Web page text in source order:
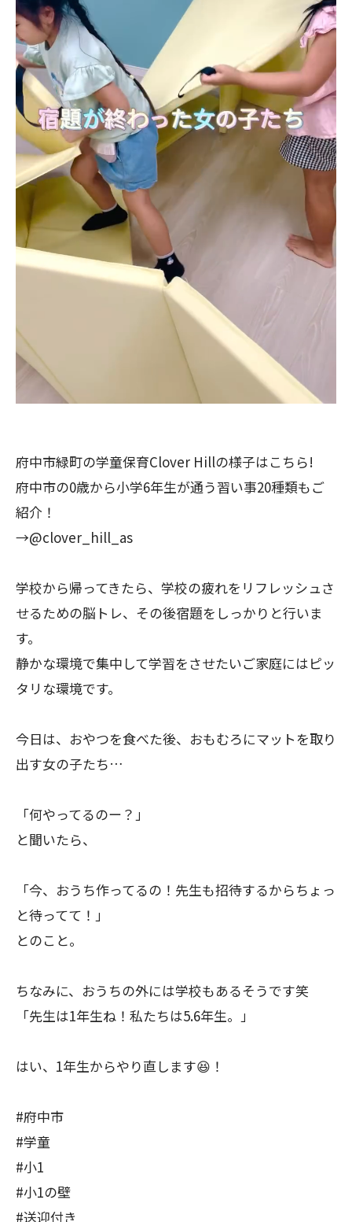
府中市緑町の学童保育Clover Hillの様子はこちら!
府中市の0歳から小学6年生が通う習い事20種類もご
紹介！
→@clover_hill_as
学校から帰ってきたら、学校の疲れをリフレッシュさ
せるための脳トレ、その後宿題をしっかりと行いま
す。
静かな環境で集中して学習をさせたいご家庭にはピッ
タリな環境です。
今日は、おやつを食べた後、おもむろにマットを取り
出す女の子たち…
「何やってるのー？」
と聞いたら、
「今、おうち作ってるの！先生も招待するからちょっ
と待ってて！」
とのこと。
ちなみに、おうちの外には学校もあるそうです笑
「先生は1年生ね！私たちは5.6年生。」
はい、1年生からやり直します😆！
#府中市
#学童
#小1
#小1の壁
#送迎付き